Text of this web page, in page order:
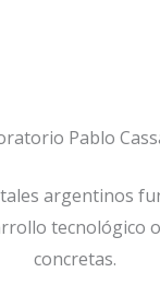
Pablo
argentinos
tecnológico
concretas.